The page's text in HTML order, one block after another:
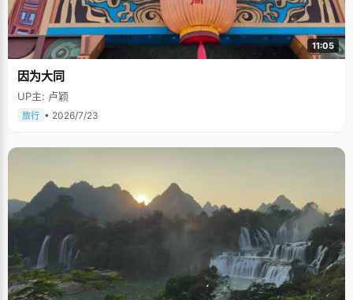
11:05
因为大同
UP主: 卢颖
旅行 • 2026/7/23